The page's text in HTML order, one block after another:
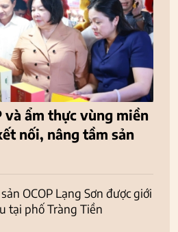
và ẩm thực vùng miền
nối, nâng tầm sản
OCOP Lạng Sơn được giới
tại phố Tràng Tiền